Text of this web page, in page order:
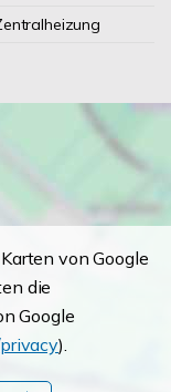
von Google
die
Google
).